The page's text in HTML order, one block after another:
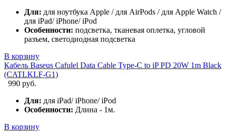
Для: для ноутбука Apple / для AirPods / для Apple Watch /
для iPad/ iPhone/ iPod
Особенности: подсветка, тканевая оплетка, угловой
разъем, светодиодная подсветка
В корзину
Кабель Baseus Cafulel Data Cable Type-C to iP PD 20W 1m Black
(CATLKLF-G1)
990 руб.
Для: для iPad/ iPhone/ iPod
Особенности: Длина - 1м.
В корзину